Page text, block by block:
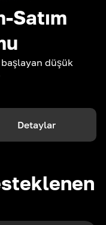
Satım
düşük
Detaylar